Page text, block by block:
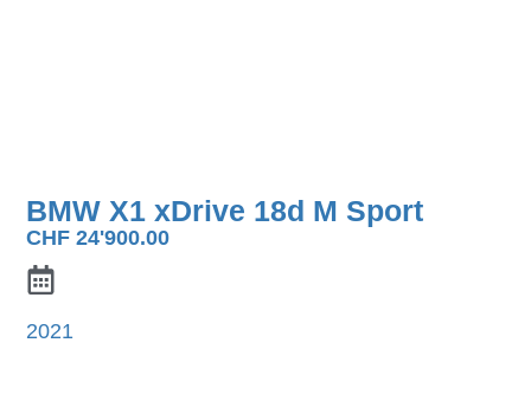
BMW X1 xDrive 18d M Sport
CHF 24'900.00
2021